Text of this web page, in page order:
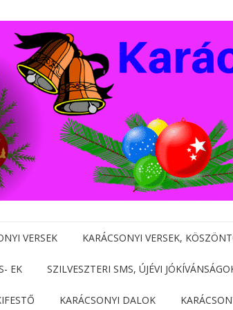
VERSEK KARÁCSONYI VERSEK,
EK SZILVESZTERI SMS, ÚJÉVI
KARÁCSONYI DALOK